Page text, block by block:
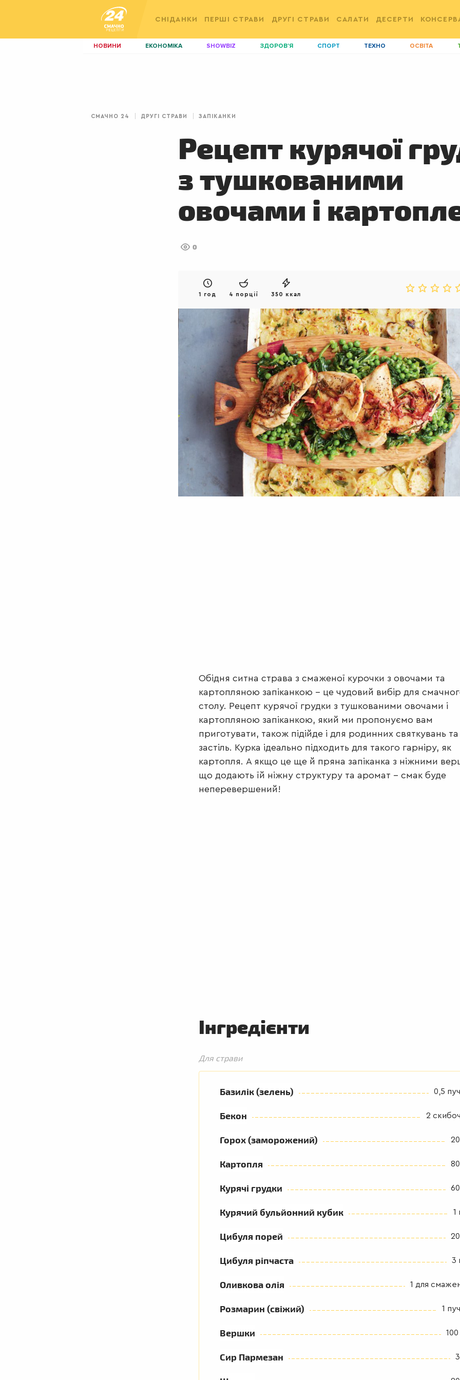
СНІДАНКИ ПЕРШІ СТРАВИ ДРУГІ СТРАВИ САЛАТИ ДЕСЕРТИ
НОВИНИ ЕКОНОМІКА SHOWBIZ ЗДОРОВ'Я СПОРТ ТЕХНО ОСВІТА
СМАЧНО 24 ДРУГІ СТРАВИ ЗАПІКАНКИ
Рецепт курячої
з тушкованими
овочами і
0
1 год 4 порції 350 ккал
Обідня ситна страва з смаженої курочки з овочами та
картопляною запіканкою – це чудовий вибір для
столу. Рецепт курячої грудки з тушкованими овочами і
картопляною запіканкою, який ми пропонуємо вам
приготувати, також підійде і для родинних святкувань та
застіль. Курка ідеально підходить для такого гарніру, як
картопля. А якщо це ще й пряна запіканка з ніжними
що додають їй ніжну структуру та аромат – смак буде
неперевершений!
Інгредієнти
Для страви
Базилік (зелень) 0,5
Бекон 2
Горох (заморожений)
Картопля
Курячі грудки
Курячий бульйонний кубик 1
Цибуля порей
Цибуля ріпчаста 3
Оливкова олія 1 для
Розмарин (свіжий) 1
Вершки
Сир Пармезан